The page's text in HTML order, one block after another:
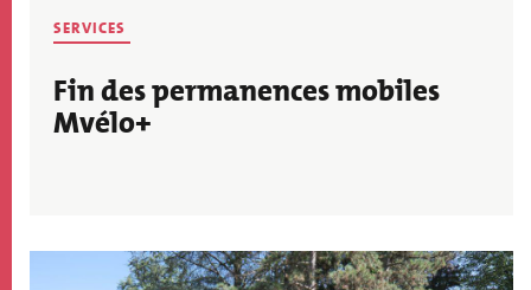
THÉMATIQUE
SERVICES
Fin des permanences mobiles
Mvélo+